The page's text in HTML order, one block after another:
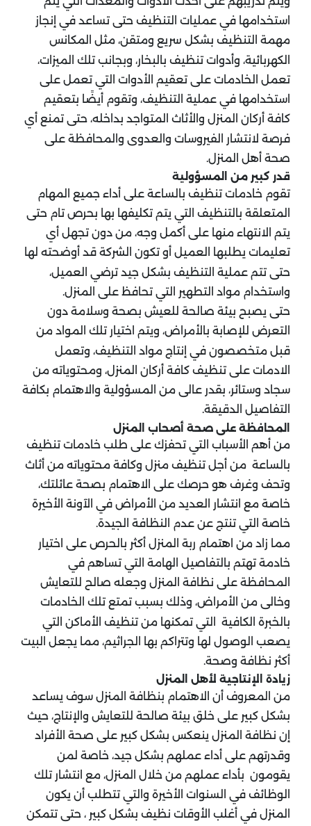
استخدامها في عمليات التنظيف حتى تساعد في إنجاز
مهمة التنظيف بشكل سريع ومتقن، مثل المكانس
الكهربائية، وأدوات تنظيف بالبخار، وبجانب تلك الميزات،
تعمل الخادمات على تعقيم الأدوات التي تعمل على
استخدامها في عملية التنظيف، وتقوم أيضًا بتعقيم
كافة أركان المنزل والأثاث المتواجد بداخله، حتى تمنع أي
فرصة لانتشار الفيروسات والعدوى والمحافظة على
صحة أهل المنزل.
قدر كبير من المسؤولية
تقوم خادمات تنظيف بالساعة على أداء جميع المهام
المتعلقة بالتنظيف التي يتم تكليفها بها بحرص تام حتى
يتم الانتهاء منها على أكمل وجه، من دون تجهل أي
تعليمات يطلبها العميل أو تكون الشركة قد أوضحته لها
حتى تتم عملية التنظيف بشكل جيد ترضي العميل،
واستخدام مواد التطهير التي تحافظ على المنزل.
حتى يصبح بيئة صالحة للعيش بصحة وسلامة دون
التعرض للإصابة بالأمراض، ويتم اختيار تلك المواد من
قبل متخصصون في إنتاج مواد التنظيف، وتعمل
الادمات على تنظيف كافة أركان المنزل، ومحتوياته من
سجاد وستائر، بقدر عالى من المسؤولية والاهتمام بكافة
التفاصيل الدقيقة.
المحافظة على صحة أصحاب المنزل
من أهم الأسباب التي تحفزك على طلب خادمات تنظيف
بالساعة من أجل تنظيف منزل وكافة محتوياته من أثاث
وتحف وغرف هو حرصك على الاهتمام بصحة عائلتك،
خاصة مع انتشار العديد من الأمراض في الآونة الأخيرة
خاصة التي تنتج عن عدم النظافة الجيدة.
مما زاد من اهتمام ربة المنزل أكثر بالحرص على اختيار
خادمة تهتم بالتفاصيل الهامة التي تساهم في
المحافظة على نظافة المنزل وجعله صالح للتعايش
وخالى من الأمراض، وذلك بسبب تمتع تلك الخادمات
بالخبرة الكافية التي تمكنها من تنظيف الأماكن التي
يصعب الوصول لها وتتراكم بها الجراثيم، مما يجعل البيت
أكثر نظافة وصحة.
زيادة الإنتاجية لأهل المنزل
من المعروف أن الاهتمام بنظافة المنزل سوف يساعد
بشكل كبير على خلق بيئة صالحة للتعايش والإنتاج، حيث
إن نظافة المنزل ينعكس بشكل كبير على صحة الأفراد
وقدرتهم على أداء عملهم بشكل جيد، خاصة لمن
يقومون بأداء عملهم من خلال المنزل، مع انتشار تلك
الوظائف في السنوات الأخيرة والتي تتطلب أن يكون
المنزل في أغلب الأوقات نظيف بشكل كبير ، حتى تتمكن